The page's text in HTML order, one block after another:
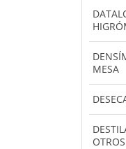
MESA
OTROS